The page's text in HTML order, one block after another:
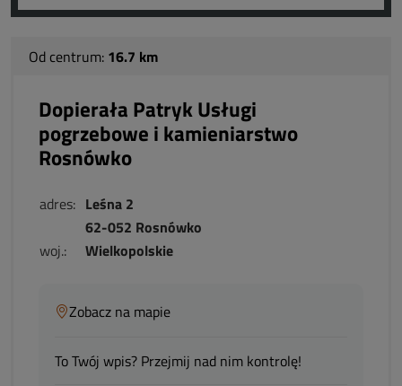
Od centrum: 16.7 km
Dopierała Patryk Usługi
pogrzebowe i kamieniarstwo
Rosnówko
adres: Leśna 2
62-052 Rosnówko
woj.:
Wielkopolskie
Zobacz na mapie
To Twój wpis? Przejmij nad nim kontrolę!